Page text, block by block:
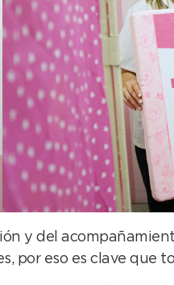
y del
eso es clave que